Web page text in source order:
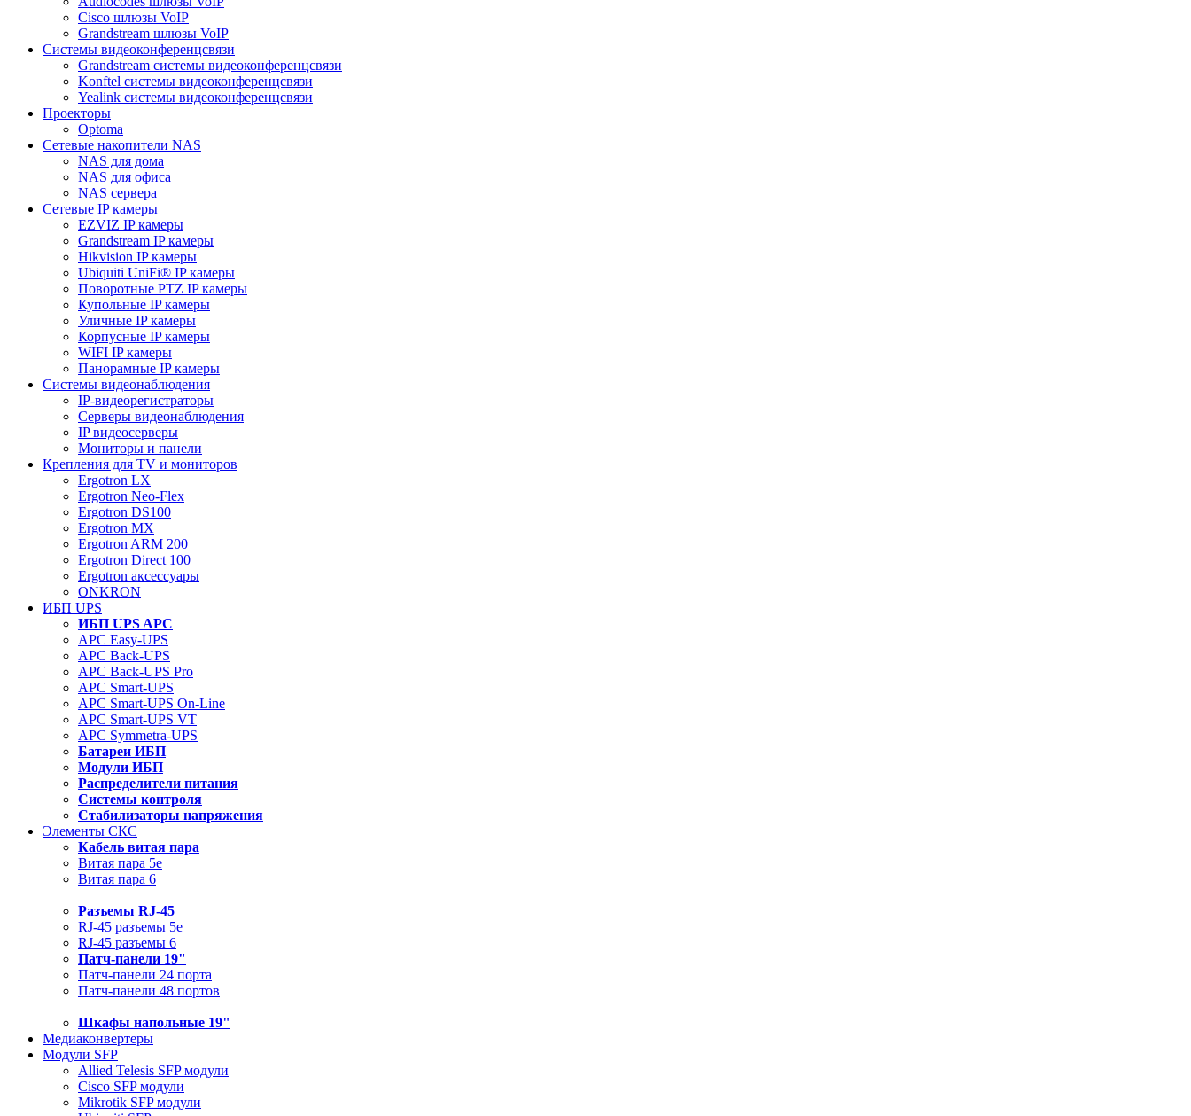
Cisco шлюзы VoIP
Grandstream шлюзы VoIP
Системы видеоконференцсвязи
Grandstream системы видеоконференцсвязи
Konftel системы видеоконференцсвязи
Yealink системы видеоконференцсвязи
Проекторы
Optoma
Сетевые накопители NAS
NAS для дома
NAS для офиса
NAS сервера
Сетевые IP камеры
EZVIZ IP камеры
Grandstream IP камеры
Hikvision IP камеры
Ubiquiti UniFi® IP камеры
Поворотные PTZ IP камеры
Купольные IP камеры
Уличные IP камеры
Корпусные IP камеры
WIFI IP камеры
Панорамные IP камеры
Системы видеонаблюдения
IP-видеорегистраторы
Серверы видеонаблюдения
IP видеосерверы
Мониторы и панели
Крепления для TV и мониторов
Ergotron LX
Ergotron Neo-Flex
Ergotron DS100
Ergotron MX
Ergotron ARM 200
Ergotron Direct 100
Ergotron аксессуары
ONKRON
ИБП UPS
ИБП UPS APC
APC Easy-UPS
APC Back-UPS
APC Back-UPS Pro
APC Smart-UPS
APC Smart-UPS On-Line
APC Smart-UPS VT
APC Symmetra-UPS
Батареи ИБП
Модули ИБП
Распределители питания
Системы контроля
Стабилизаторы напряжения
Элементы СКС
Кабель витая пара
Витая пара 5e
Витая пара 6
Разъемы RJ-45
RJ-45 разъемы 5e
RJ-45 разъемы 6
Патч-панели 19"
Патч-панели 24 порта
Патч-панели 48 портов
Шкафы напольные 19"
Медиаконвертеры
Модули SFP
Allied Telesis SFP модули
Cisco SFP модули
Mikrotik SFP модули